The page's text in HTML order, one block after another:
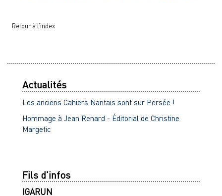
Retour à l’index
Actualités
Les anciens Cahiers Nantais sont sur Persée !
Hommage à Jean Renard - Éditorial de Christine
Margetic
Fils d'infos
IGARUN